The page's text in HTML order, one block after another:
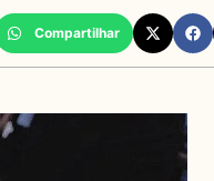
Compartilhar